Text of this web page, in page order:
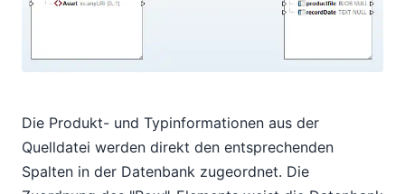
Die Produkt- und Typinformationen aus der
Quelldatei werden direkt den entsprechenden
Spalten in der Datenbank zugeordnet. Die